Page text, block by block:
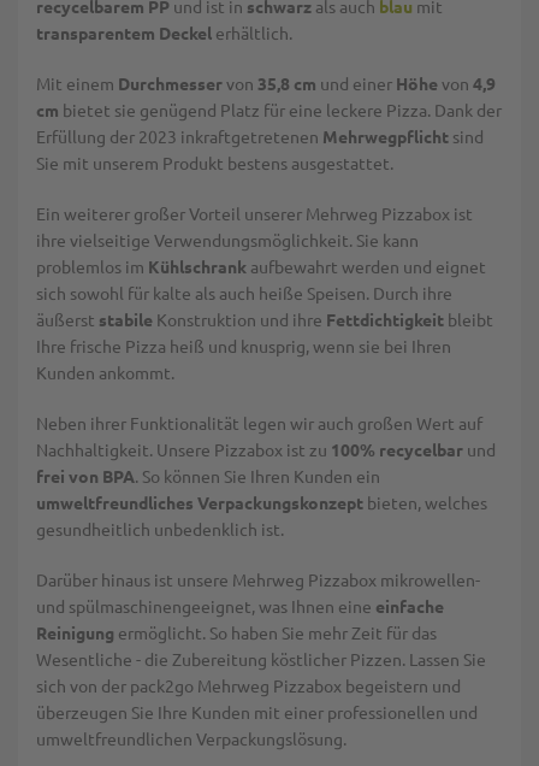
recycelbarem PP und ist in schwarz als auch blau mit
transparentem Deckel erhältlich.
Mit einem Durchmesservon 35,8 cm und einer Höhevon 4,9
cm bietet sie genügend Platz für eine leckere Pizza. Dank der
Erfüllung der 2023 inkraftgetretenen Mehrwegpflicht sind
Sie mit unserem Produkt bestens ausgestattet.
Ein weiterer großer Vorteil unserer Mehrweg Pizzabox ist
ihre vielseitige Verwendungsmöglichkeit. Sie kann
problemlos im Kühlschrank aufbewahrt werden und eignet
sich sowohl für kalte als auch heiße Speisen. Durch ihre
äußerst stabile Konstruktion und ihre Fettdichtigkeit bleibt
Ihre frische Pizza heiß und knusprig, wenn sie bei Ihren
Kunden ankommt.
Neben ihrer Funktionalität legen wir auch großen Wert auf
Nachhaltigkeit. Unsere Pizzabox ist zu 100% recycelbar und
frei von BPA. So können Sie Ihren Kunden ein
umweltfreundliches Verpackungskonzept bieten, welches
gesundheitlich unbedenklich ist.
Darüber hinaus ist unsere Mehrweg Pizzabox mikrowellen-
und spülmaschinengeeignet, was Ihnen eine einfache
Reinigung ermöglicht. So haben Sie mehr Zeit für das
Wesentliche - die Zubereitung köstlicher Pizzen. Lassen Sie
sich von der pack2go Mehrweg Pizzabox begeistern und
überzeugen Sie Ihre Kunden mit einer professionellen und
umweltfreundlichen Verpackungslösung.